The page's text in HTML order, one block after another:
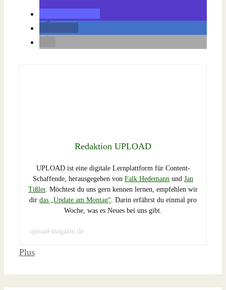
Redaktion UPLOAD
UPLOAD ist eine digitale Lernplattform für Content-
Schaffende, herausgegeben von Falk Hedemann und Jan
Tißler. Möchtest du uns gern kennen lernen, empfehlen wir
dir das „Update am Montag“ . Darin erfährst du einmal pro
Woche, was es Neues bei uns gibt.
upload-magazin.de
Schlagwörter
Plus